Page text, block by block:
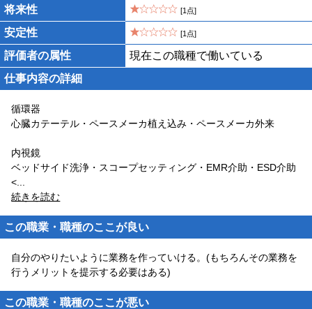
将来性 [1点]
安定性 [1点]
評価者の属性
現在この職種で働いている
仕事内容の詳細
循環器
心臓カテーテル・ペースメーカ植え込み・ペースメーカ外来
内視鏡
ベッドサイド洗浄・スコープセッティング・EMR介助・ESD介助
<
続きを読む
この職業・職種のここが良い
自分のやりたいように業務を作っていける。(もちろんその業務を
行うメリットを提示する必要はある)
この職業・職種のここが悪い